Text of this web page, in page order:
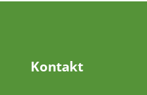
Kontakt